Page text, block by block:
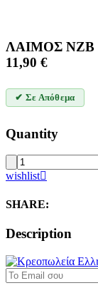
ΛΑΙΜΟΣ ΝΖΒ
11,90 €
✔ Σε Απόθεμα
Quantity
ΛΑΙΜΟΣ
ΝΖΒ
Ο
ΓΑΛΛΙΑΣ
quantity
wishlist
SHARE:
Description